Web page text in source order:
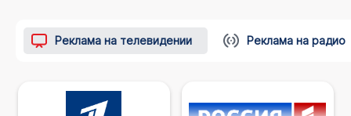
Реклама на телевидении Реклама на радио